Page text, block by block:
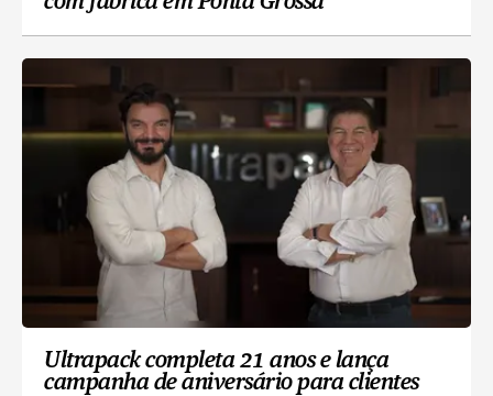
Ultrapack completa 21 anos e lança
campanha de aniversário para clientes